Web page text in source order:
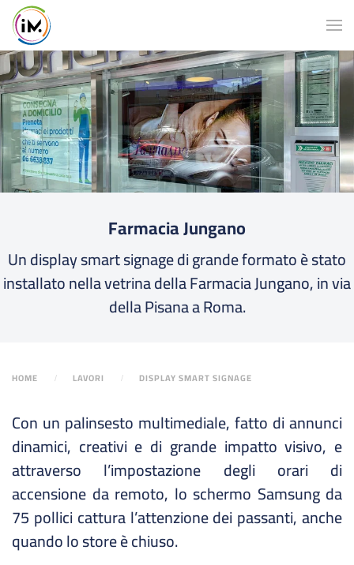
Farmacia Jungano
Un display smart signage di grande formato è stato
installato nella vetrina della Farmacia Jungano, in via
della Pisana a Roma.
HOME LAVORI DISPLAY SMART SIGNAGE
Con un palinsesto multimediale, fatto di annunci
dinamici, creativi e di grande impatto visivo, e
attraverso l’impostazione degli orari di
accensione da remoto, lo schermo Samsung da
75 pollici cattura l’attenzione dei passanti, anche
quando lo store è chiuso.